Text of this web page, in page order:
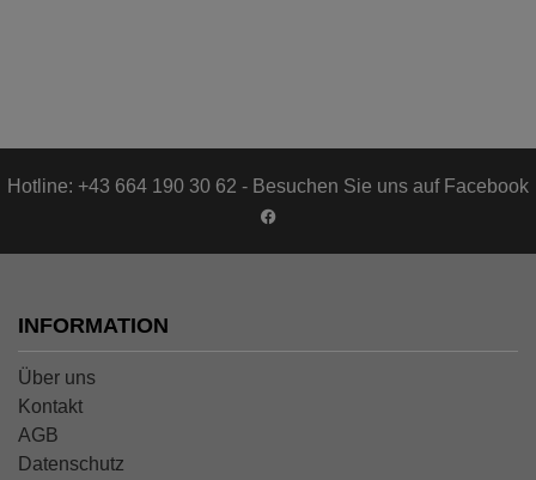
Hotline: +43 664 190 30 62 - Besuchen Sie uns auf Facebook
INFORMATION
Über uns
Kontakt
AGB
Datenschutz